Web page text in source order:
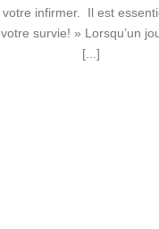
votre infirmer. Il est
votre survie! » Lorsqu’un
[...]